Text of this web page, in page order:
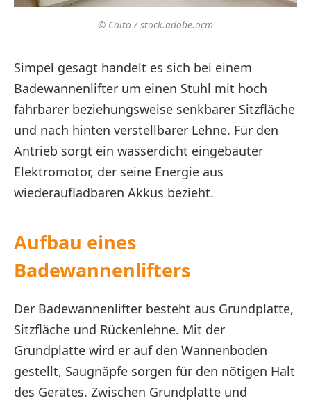
© Caito / stock.adobe.ocm
Simpel gesagt handelt es sich bei einem
Badewannenlifter um einen Stuhl mit hoch
fahrbarer beziehungsweise senkbarer Sitzfläche
und nach hinten verstellbarer Lehne. Für den
Antrieb sorgt ein wasserdicht eingebauter
Elektromotor, der seine Energie aus
wiederaufladbaren Akkus bezieht.
Aufbau eines
Badewannenlifters
Der Badewannenlifter besteht aus Grundplatte,
Sitzfläche und Rückenlehne. Mit der
Grundplatte wird er auf den Wannenboden
gestellt, Saugnäpfe sorgen für den nötigen Halt
des Gerätes. Zwischen Grundplatte und